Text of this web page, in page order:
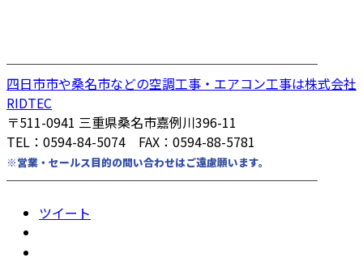
────────────────────────
四日市市や桑名市などの空調工事・エアコン工事は株式会社
RIDTEC
〒511-0941 三重県桑名市嘉例川396-11
TEL：0594-84-5074 FAX：0594-88-5781
※営業・セールス目的の問い合わせはご遠慮願います。
────────────────────────
ツイート